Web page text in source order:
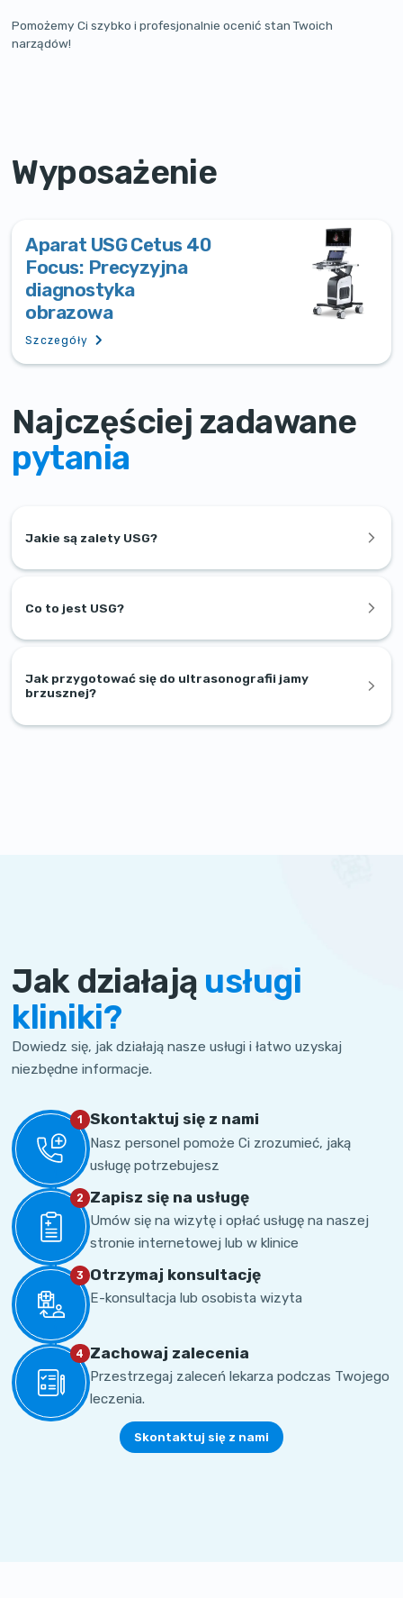
Pomożemy Ci szybko i profesjonalnie ocenić stan Twoich
narządów!
Wyposażenie
Aparat USG Cetus 40
Focus: Precyzyjna
diagnostyka
obrazowa
Szczegóły
Najczęściej zadawane
pytania
Jakie są zalety USG?
Co to jest USG?
Jak przygotować się do ultrasonografii jamy
brzusznej?
Jak działają usługi
kliniki?
Dowiedz się, jak działają nasze usługi i łatwo uzyskaj
niezbędne informacje.
1 Skontaktuj się z nami
Nasz personel pomoże Ci zrozumieć, jaką
usługę potrzebujesz
2 Zapisz się na usługę
Umów się na wizytę i opłać usługę na naszej
stronie internetowej lub w klinice
3 Otrzymaj konsultację
E-konsultacja lub osobista wizyta
4 Zachowaj zalecenia
Przestrzegaj zaleceń lekarza podczas Twojego
leczenia.
Skontaktuj się z nami